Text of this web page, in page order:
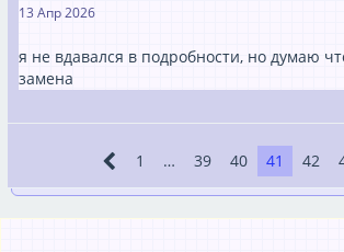
13 Апр 2026
я не вдавался в подробности, но думаю
замена
1 … 39 40 41 42